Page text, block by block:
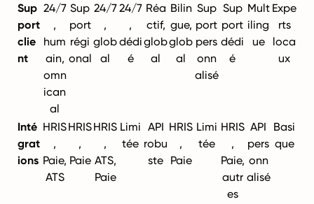
Sup
port
clie
nt
24/7
,
hum
ain,
omn
ican
al
Sup
port
régi
onal
24/7
,
glob
al
24/7
,
dédi
é
Réa
ctif,
glob
al
Bilin
gue,
glob
al
Sup
port
pers
onn
alisé
Sup
port
dédi
é
Mult
iling
ue
Expe
rts
loca
ux
Inté
grat
ions
HRIS
,
Paie,
ATS
HRIS
,
Paie
HRIS
,
ATS,
Paie
Limi
tée
API
robu
ste
HRIS
,
Paie
Limi
tée
HRIS
,
Paie,
autr
es
API
pers
onn
alisé
Basi
que